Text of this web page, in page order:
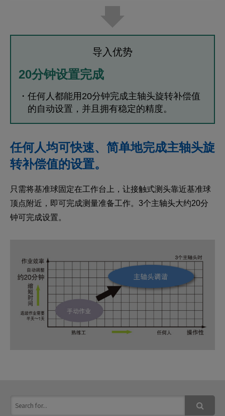
导入优势
20分钟设置完成
・任何人都能用20分钟完成主轴头旋转补偿值
的自动设置，并且拥有稳定的精度。
任何人均可快速、简单地完成主轴头旋
转补偿值的设置。
只需将基准球固定在工作台上，让接触式测头靠近基准球
顶点附近，即可完成测量准备工作。3个主轴头大约20分
钟可完成设置。